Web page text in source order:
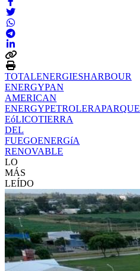
TOTALENERGIESHARBOUR
ENERGYPAN
AMERICAN
ENERGYPETROLERAPARQUE
EóLICOTIERRA
DEL
FUEGOENERGíA
RENOVABLE
LO
MÁS
LEÍDO